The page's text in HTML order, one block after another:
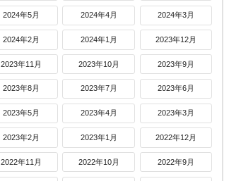
2024年5月 2024年4月 2024年3月
2024年2月 2024年1月 2023年12月
2023年11月 2023年10月 2023年9月
2023年8月 2023年7月 2023年6月
2023年5月 2023年4月 2023年3月
2023年2月 2023年1月 2022年12月
2022年11月 2022年10月 2022年9月